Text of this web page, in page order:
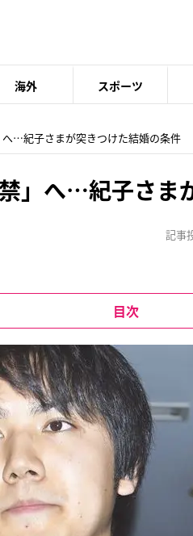
海外 スポーツ
…紀子さまが突きつけた結婚の条件
」へ…紀子さま
記事
目次